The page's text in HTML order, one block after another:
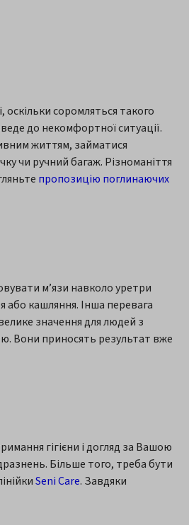
соромляться такого
до некомфортної ситуації.
життям, займатися
чи ручний багаж. Різноманіття
пропозицію поглинаючих
м’язи навколо уретри
або кашляння. Інша перевага
значення для людей з
Вони приносять результат вже
гігієни і догляд за Вашою
Більше того, треба бути
Seni Care. Завдяки